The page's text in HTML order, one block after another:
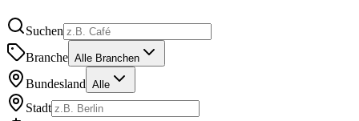
Suchen
Branche Alle Branchen
Bundesland Alle
Stadt